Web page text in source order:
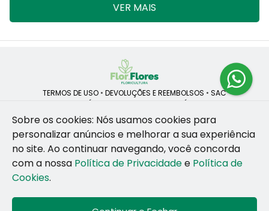
VER MAIS
TERMOS DE USO • DEVOLUÇÕES E REEMBOLSOS • SAC
POLÍTICA DE PRIVACIDADE POLÍTICA DE COOKIES
ROSANE CRISTINA LINS DE VESCONCELOS | CNPJ: 55.381.783/0001-92
CAIS SANTA RITA, no SN, BOX 34-35, Sao Jose - Recife - PE - 50020-
© 2024-2026 - Todos os direitos reservados - Desenvolvido por
Sobre os cookies: Nós usamos cookies para
personalizar anúncios e melhorar a sua experiência
no site. Ao continuar navegando, você concorda
com a nossa Política de Privacidadee Política de
Cookies.